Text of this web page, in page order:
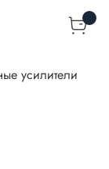
усилители